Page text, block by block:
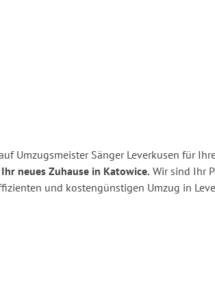
Umzugsmeister Sänger Leverkusen für
Ihr neues Zuhause in Katowice. Wir sind Ihr
und kostengünstigen Umzug in